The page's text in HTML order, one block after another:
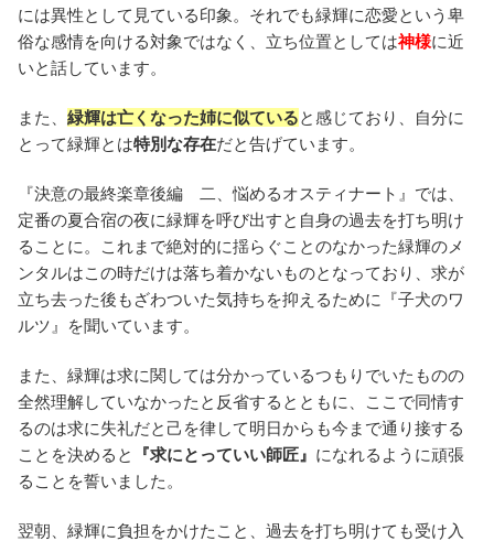
には異性として見ている印象。それでも緑輝に恋愛という卑
俗な感情を向ける対象ではなく、立ち位置としては神様に近
いと話しています。
また、 緑輝は亡くなった姉に似ていると感じており、自分に
とって緑輝とは特別な存在だと告げています。
『決意の最終楽章後編 二、悩めるオスティナート』では、
定番の夏合宿の夜に緑輝を呼び出すと自身の過去を打ち明け
ることに。これまで絶対的に揺らぐことのなかった緑輝のメ
ンタルはこの時だけは落ち着かないものとなっており、求が
立ち去った後もざわついた気持ちを抑えるために『子犬のワ
ルツ』を聞いています。
また、緑輝は求に関しては分かっているつもりでいたものの
全然理解していなかったと反省するとともに、ここで同情す
るのは求に失礼だと己を律して明日からも今まで通り接する
ことを決めると
『求にとっていい師匠』 になれるように頑張
ることを誓いました。
翌朝、緑輝に負担をかけたこと、過去を打ち明けても受け入